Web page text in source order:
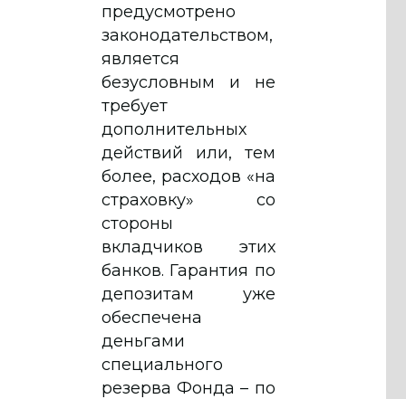
предусмотрено
законодательством,
является
безусловным и не
требует
дополнительных
действий или, тем
более, расходов «на
страховку» со
стороны
вкладчиков этих
банков. Гарантия по
депозитам уже
обеспечена
деньгами
специального
резерва Фонда – по